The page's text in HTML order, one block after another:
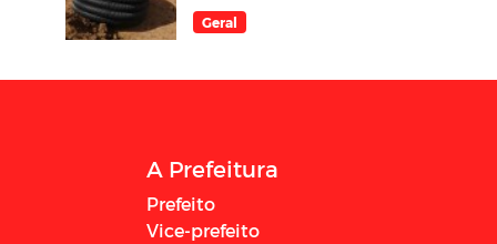
Geral
A Prefeitura
Prefeito
Vice-prefeito